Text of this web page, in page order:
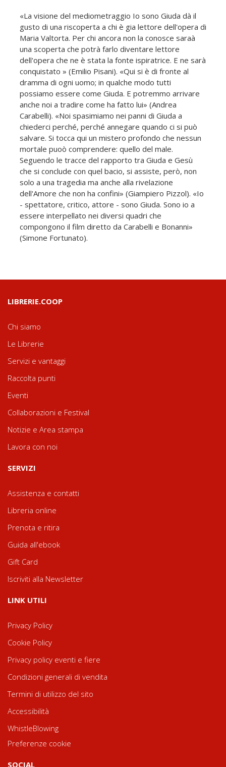
«La visione del mediometraggio Io sono Giuda dà il
gusto di una riscoperta a chi è gia lettore dell'opera di
Maria Valtorta. Per chi ancora non la conosce saraà
una scoperta che potrà farlo diventare lettore
dell'opera che ne è stata la fonte ispiratrice. E ne sarà
conquistato » (Emilio Pisani). «Qui si è di fronte al
dramma di ogni uomo; in qualche modo tutti
possiamo essere come Giuda. E potremmo arrivare
anche noi a tradire come ha fatto lui» (Andrea
Carabelli). «Noi spasimiamo nei panni di Giuda a
chiederci perché, perché annegare quando ci si può
salvare. Si tocca qui un mistero profondo che nessun
mortale puoò comprendere: quello del male.
Seguendo le tracce del rapporto tra Giuda e Gesù
che si conclude con quel bacio, si assiste, però, non
solo a una tragedia ma anche alla rivelazione
dell'Amore che non ha confini» (Giampiero Pizzol). «Io
- spettatore, critico, attore - sono Giuda. Sono io a
essere interpellato nei diversi quadri che
compongono il film diretto da Carabelli e Bonanni»
(Simone Fortunato).
LIBRERIE.COOP
Chi siamo
Le Librerie
Servizi e vantaggi
Raccolta punti
Eventi
Collaborazioni e Festival
Notizie e Area stampa
Lavora con noi
SERVIZI
Assistenza e contatti
Libreria online
Prenota e ritira
Guida all'ebook
Gift Card
Iscriviti alla Newsletter
LINK UTILI
Privacy Policy
Cookie Policy
Privacy policy eventi e fiere
Condizioni generali di vendita
Termini di utilizzo del sito
Accessibilità
WhistleBlowing
Preferenze cookie
SOCIAL